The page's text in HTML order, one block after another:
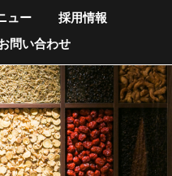
ュー
採用情報
問い合わせ